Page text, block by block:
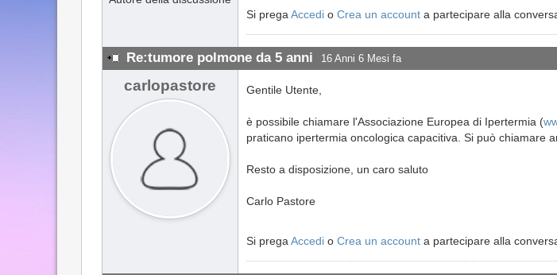
Si prega Accedi o Crea un account a partecipare alla
Re:tumore polmone da 5 anni 16 Anni 6 Mesi fa
carlopastore Gentile Utente,
è possibile chiamare l'Associazione Europea di Ipertermia (
praticano ipertermia oncologica capacitiva. Si può chiamare
Resto a disposizione, un caro saluto
Carlo Pastore
Si prega Accedi o Crea un account a partecipare alla